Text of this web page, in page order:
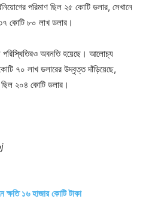
পরিমাণ ছিল ২৫ কোটি ডলার, সেখানে
কোটি ৮০ লাখ ডলার।
পরিস্থিতিরও অবনতি হয়েছে। আলোচ্য
৭০ লাখ ডলারের উদ্বৃত্ত দাঁড়িয়েছে,
২০৪ কোটি ডলার।
ক্ষতি ১৬ হাজার কোটি টাকা